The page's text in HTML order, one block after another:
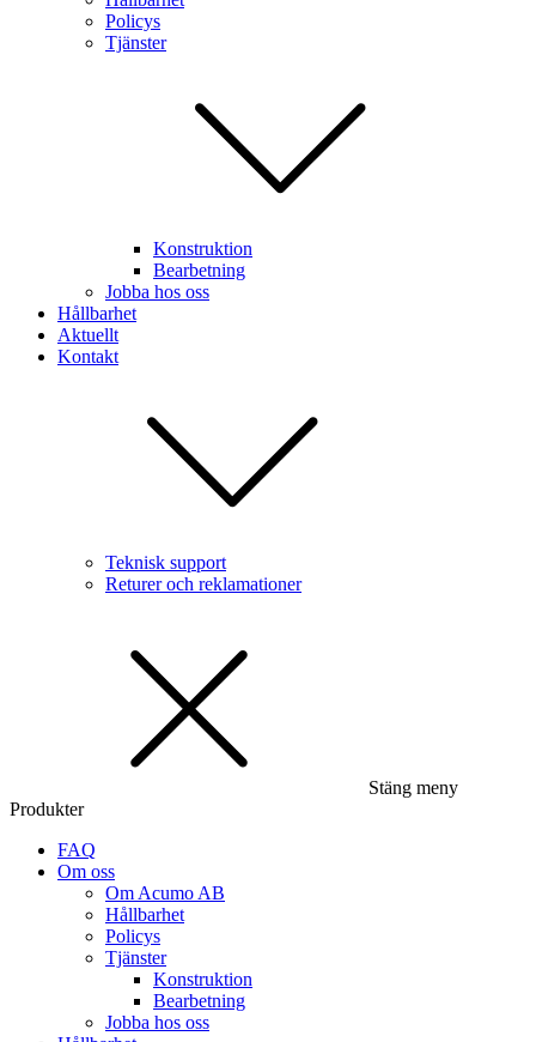
Policys
Tjänster
Konstruktion
Bearbetning
Jobba hos oss
Hållbarhet
Aktuellt
Kontakt
Teknisk support
Returer och reklamationer
Stäng meny
Produkter
FAQ
Om oss
Om Acumo AB
Hållbarhet
Policys
Tjänster
Konstruktion
Bearbetning
Jobba hos oss